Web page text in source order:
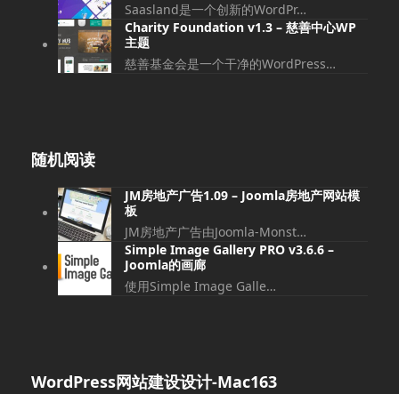
Saasland是一个创新的WordPr…
Charity Foundation v1.3 – 慈善中心WP
主题
慈善基金会是一个干净的WordPress…
随机阅读
JM房地产广告1.09 – Joomla房地产网站模
板
JM房地产广告由Joomla-Monst…
Simple Image Gallery PRO v3.6.6 –
Joomla的画廊
使用Simple Image Galle…
WordPress网站建设设计-Mac163